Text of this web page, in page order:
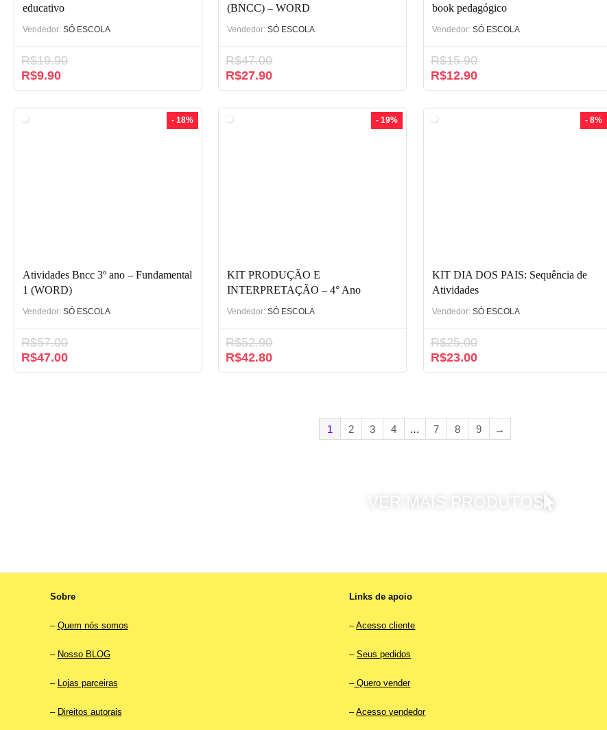
educativo
Vendedor: SÓ ESCOLA
R$19.90
R$9.90
(BNCC) – WORD
Vendedor: SÓ ESCOLA
R$47.00
R$27.90
book pedagógico
Vendedor: SÓ ESCOLA
R$15.90
R$12.90
- 18%
Atividades Bncc 3º ano – Fundamental
1 (WORD)
Vendedor: SÓ ESCOLA
R$57.00
R$47.00
- 19%
KIT PRODUÇÃO E
INTERPRETAÇÃO – 4° Ano
Vendedor: SÓ ESCOLA
R$52.90
R$42.80
- 8%
KIT DIA DOS PAIS: Sequência de
Atividades
Vendedor: SÓ ESCOLA
R$25.00
R$23.00
1 2 3 4 … 7 8 9 →
VER MAIS PRODUTOS
Sobre
– Quem nós somos
– Nosso BLOG
– Lojas parceiras
– Direitos autorais
Links de apoio
–Acesso cliente
–Seus pedidos
–Quero vender
–Acesso vendedor